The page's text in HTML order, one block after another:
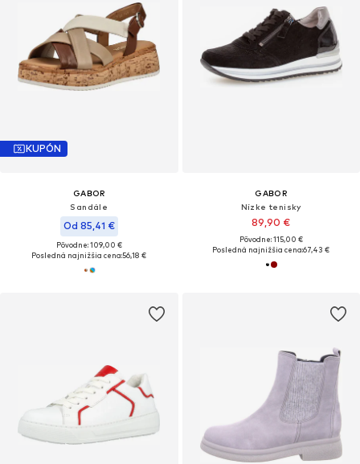
KUPÓN
GABOR
Sandále
Od 85,41 €
Pôvodne: 109,00 €
Posledná najnižšia cena:56,18 €
GABOR
Nízke tenisky
89,90 €
Pôvodne: 115,00 €
Posledná najnižšia cena:67,43 €